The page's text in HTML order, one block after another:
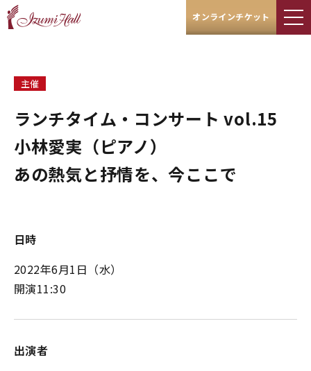
オンラインチケット
主催
ランチタイム・コンサート vol.15
小林愛実（ピアノ）
あの熱気と抒情を、今ここで
日時
2022年6月1日（水）
開演11:30
出演者